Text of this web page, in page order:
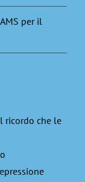
per il
ricordo che le